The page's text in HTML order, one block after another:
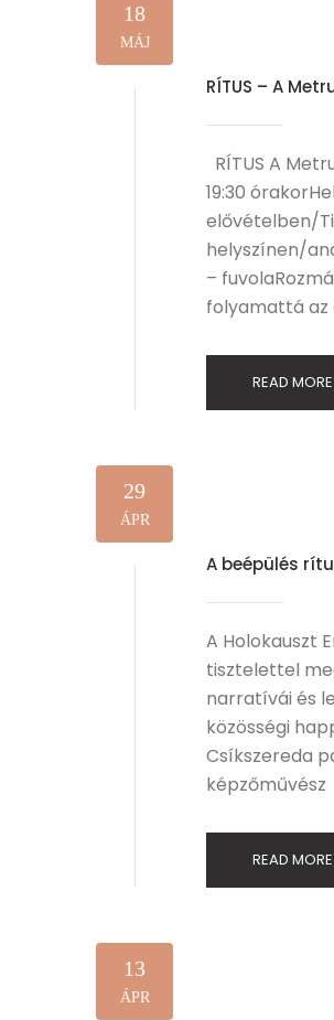
18
MÁJ
RÍTUS – A
RÍTUS A
19:30
elővételben/
helyszínen/
–
folyamattá az
READ MORE
29
ÁPR
A beépülés
A Holokauszt
tisztelettel
narratívái és
közösségi
Csíkszereda
képzőművész
READ MORE
13
ÁPR